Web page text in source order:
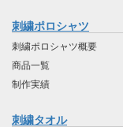
刺繍ポロシャツ
刺繍ポロシャツ概要
商品一覧
制作実績
刺繍タオル